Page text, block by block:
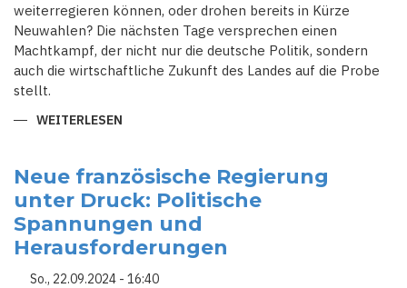
weiterregieren können, oder drohen bereits in Kürze
Neuwahlen? Die nächsten Tage versprechen einen
Machtkampf, der nicht nur die deutsche Politik, sondern
auch die wirtschaftliche Zukunft des Landes auf die Probe
stellt.
WEITERLESEN
WIRTSCHAFTSSTREIT
UND
VERTRAUENSBRUCH
FÜHREN
ZUM
BRUCH
DER
AMPEL-
KOALITION
Neue französische Regierung
unter Druck: Politische
Spannungen und
Herausforderungen
So., 22.09.2024 - 16:40